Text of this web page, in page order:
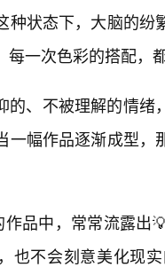
种状态下，大脑的
每一次色彩的搭配，
的、不被理解的情
一幅作品逐渐成型
作品中，常常流露
也不会刻意美化现